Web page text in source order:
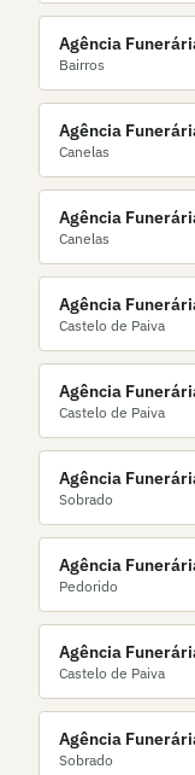
Agência
Bairros
Agência
Canelas
Agência
Canelas
Agência
Castelo de Paiva
Agência
Castelo de Paiva
Agência
Sobrado
Agência
Matos, Lda.
Pedorido
Agência
Silva Areias
Castelo de Paiva
Agência
Almeida, Lda.
Sobrado